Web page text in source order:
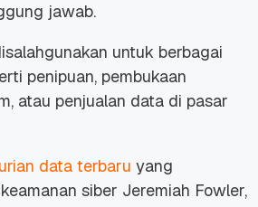
jawab.
untuk berbagai
penipuan, pembukaan
atau penjualan data di pasar
data terbaru yang
siber Jeremiah Fowler,